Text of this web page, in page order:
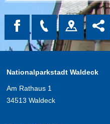
Nationalparkstadt Waldeck
Am Rathaus 1
34513 Waldeck